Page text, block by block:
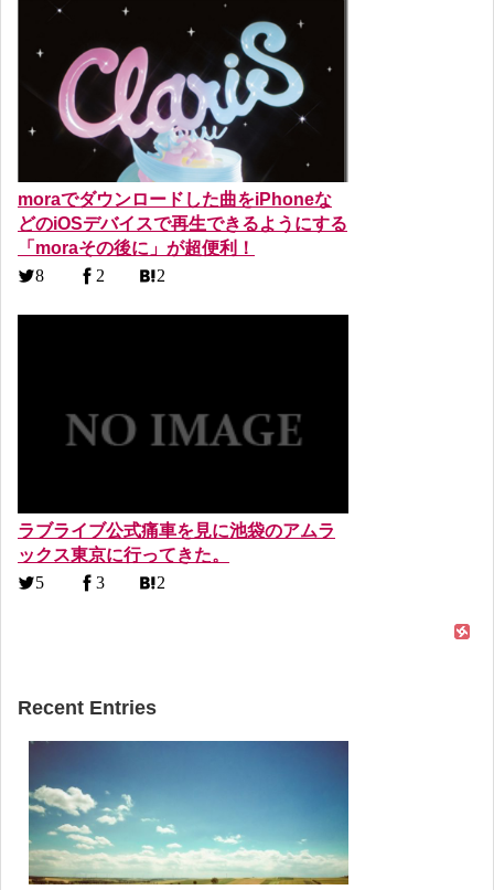
moraでダウンロードした曲をiPhoneな
どのiOSデバイスで再生できるようにする
「moraその後に」が超便利！
8 2 2
ラブライブ公式痛車を見に池袋のアムラ
ックス東京に行ってきた。
5 3 2
Recent Entries